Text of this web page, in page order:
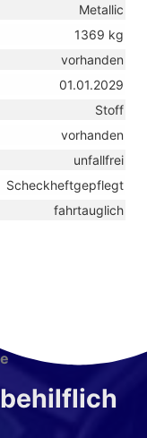
Metallic
1369 kg
vorhanden
01.01.2029
Stoff
vorhanden
unfallfrei
Scheckheftgepflegt
fahrtauglich